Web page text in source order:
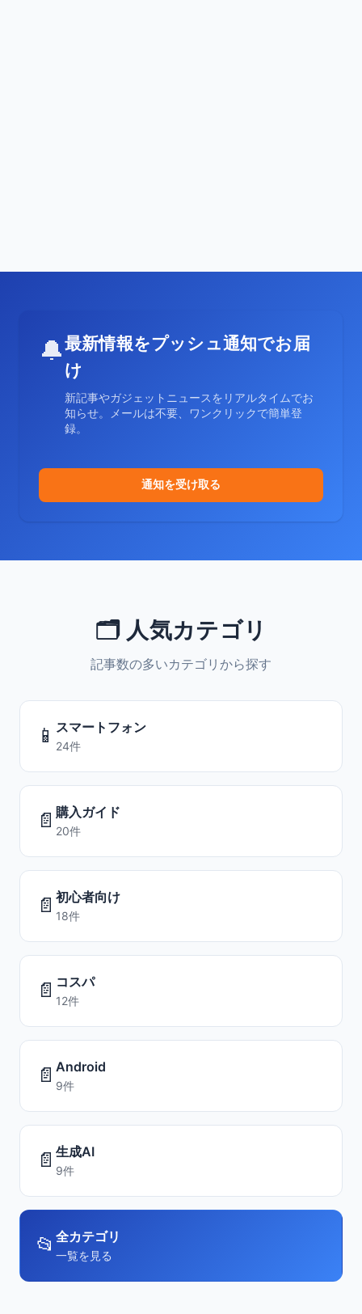
🔔最新情報をプッシュ通知でお届
け
新記事やガジェットニュースをリアルタイムでお
知らせ。メールは不要、ワンクリックで簡単登
録。
通知を受け取る
🗂️ 人気カテゴリ
記事数の多いカテゴリから探す
📱 スマートフォン
24件
📄 購入ガイド
20件
📄 初心者向け
18件
📄 コスパ
12件
📄 Android
9件
📄 生成AI
9件
📂 全カテゴリ
一覧を見る